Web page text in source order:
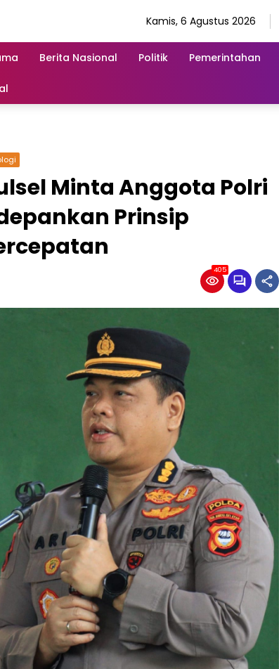
Kamis, 6 Agustus 2026
Berita Nasional Politik Pemerintahan
Minta Anggota Polri
Prinsip
405